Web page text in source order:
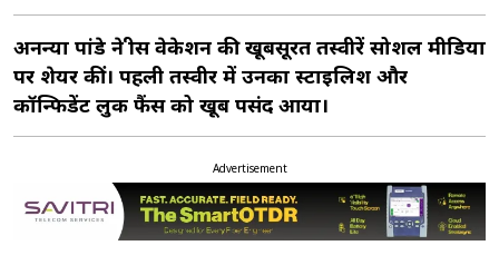
अनन्या पांडे ने ग्रीस वेकेशन की खूबसूरत तस्वीरें सोशल मीडिया
पर शेयर कीं। पहली तस्वीर में उनका स्टाइलिश और
कॉन्फिडेंट लुक फैंस को खूब पसंद आया।
Advertisement